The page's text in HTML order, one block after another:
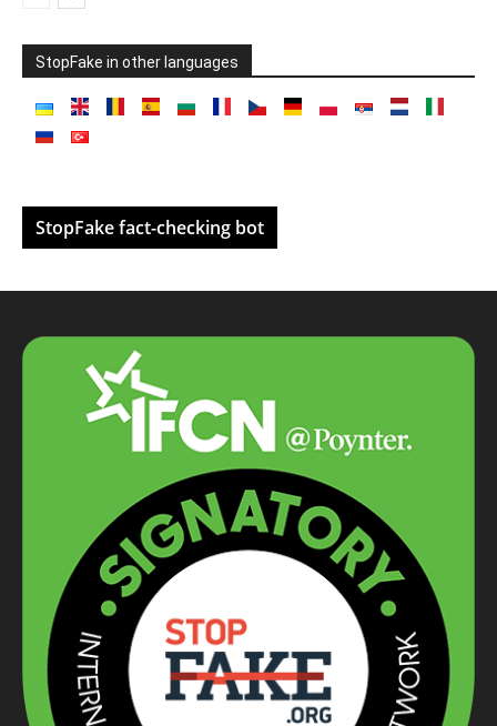
StopFake in other languages
StopFake fact-checking bot